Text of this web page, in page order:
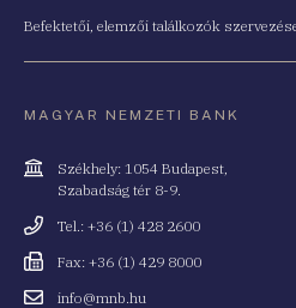
Befektetői, elemzői találkozók
MAGYAR NEMZETI BANK
Cím
Székhely: 1054 Budapest,
Szabadság tér 8-9.
Telefonszám
Tel.: +36 (1) 428 2600
Fax
Fax: +36 (1) 429 8000
Emailinfo@mnb.hu